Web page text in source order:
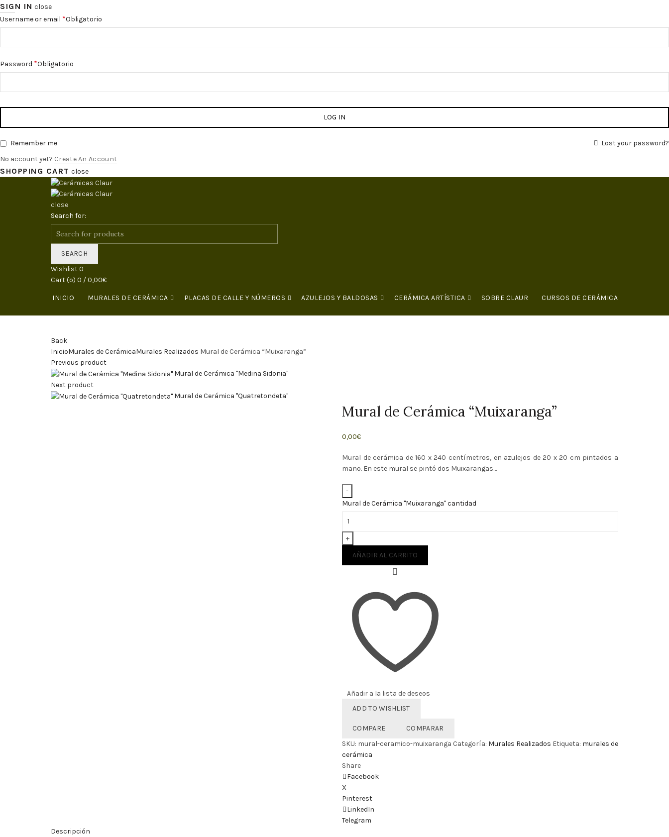
SIGN IN close
Username or email *Obligatorio
Password *Obligatorio
LOG IN
Lost your password?
Remember me
No account yet? Create An Account
SHOPPING CART close
close
Search for:
SEARCH
Wishlist0
Cart (o) 0 /0,00€
INICIO MURALES DE CERÁMICA PLACAS DE CALLE Y NÚMEROS AZULEJOS Y BALDOSAS CERÁMICA ARTÍSTICA SOBRE CLAUR CURSOS DE CERÁMICA
Back
InicioMurales de CerámicaMurales Realizados Mural de Cerámica “Muixaranga”
Previous product
Mural de Cerámica "Medina Sidonia"
Next product
Mural de Cerámica "Quatretondeta"
Mural de Cerámica “Muixaranga”
0,00€
Mural de cerámica de 160 x 240 centímetros, en azulejos de 20 x 20 cm pintados a
mano. En este mural se pintó dos Muixarangas…
Mural de Cerámica "Muixaranga" cantidad
AÑADIR AL CARRITO
Añadir a la lista de deseos
ADD TO WISHLIST
COMPARE
COMPARAR
SKU: mural-ceramico-muixaranga Categoría: Murales Realizados Etiqueta: murales de
cerámica
Share
Facebook
X
Pinterest
LinkedIn
Telegram
Descripción